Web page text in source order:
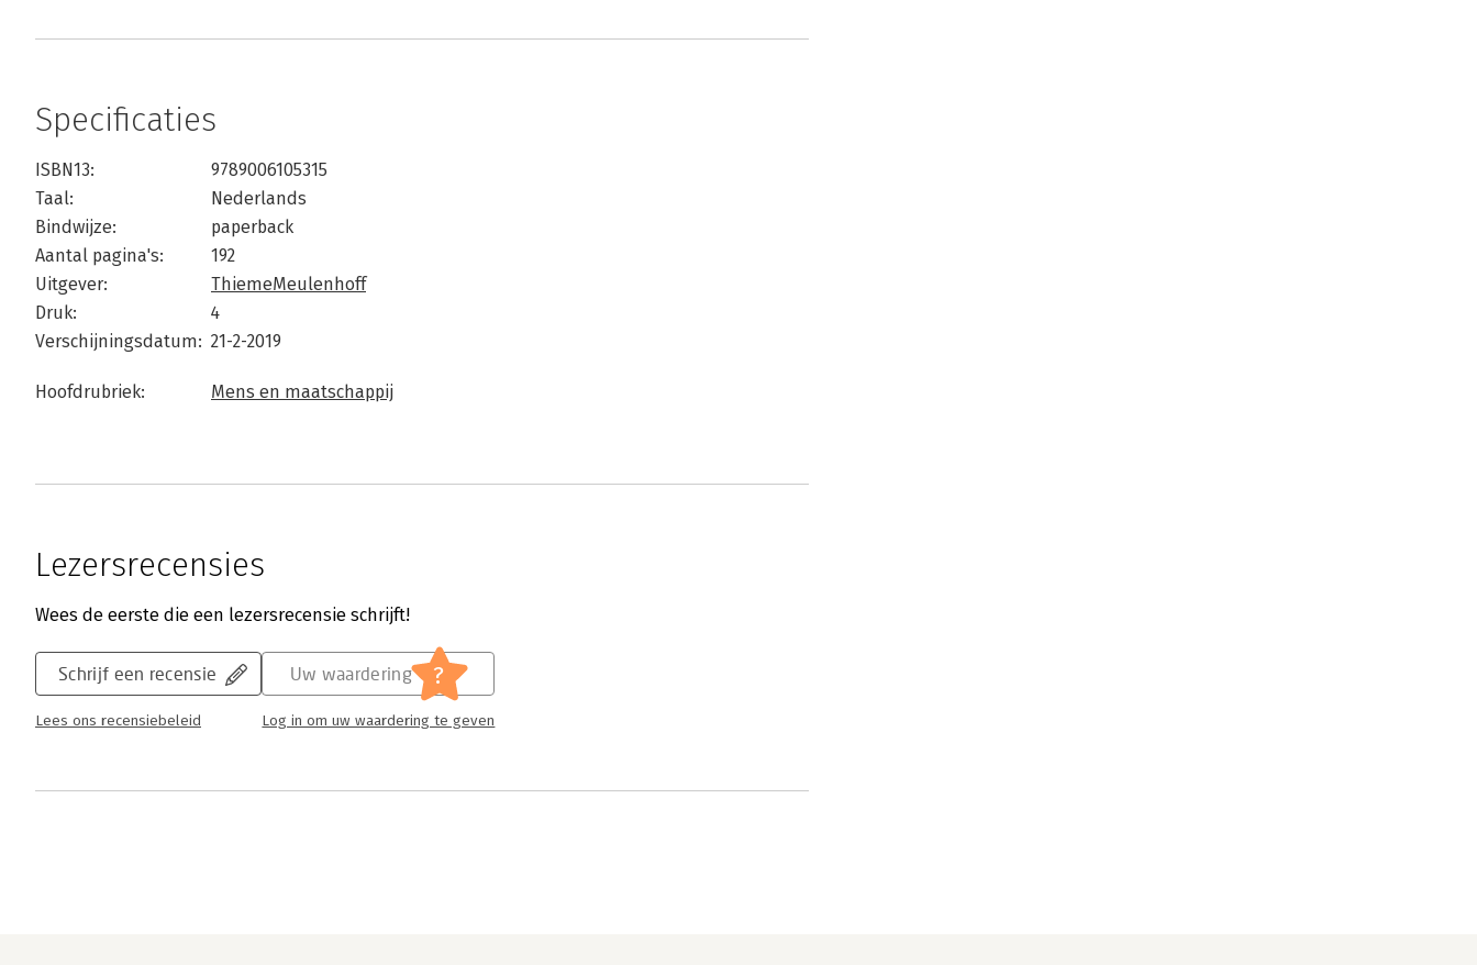
Specificaties
ISBN13:
9789006105315
Taal:
Nederlands
Bindwijze:
paperback
Aantal pagina's:
192
Uitgever:
ThiemeMeulenhoff
Druk:
4
Verschijningsdatum: 21-2-2019
Hoofdrubriek: Mens en maatschappij
Lezersrecensies
Wees de eerste die een lezersrecensie schrijft!
Schrijf een recensie
Lees ons recensiebeleid
Uw waardering ?
Log in om uw waardering te geven